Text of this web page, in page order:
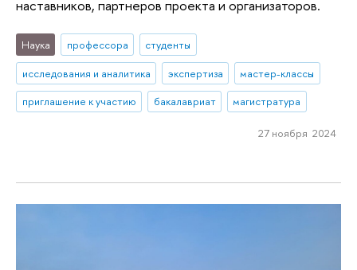
наставников, партнеров проекта и организаторов.
Наука профессора
студенты
исследования и аналитика
экспертиза
мастер-классы
приглашение к участию
бакалавриат магистратура
27 ноября 2024